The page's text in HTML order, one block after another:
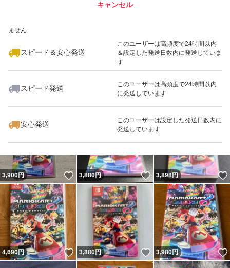
ません
スピード＆安心発送
このユーザーは高頻度で24時間以内
＆設定した発送日数内に発送していま
す
スピード発送
このユーザーは高頻度で24時間以内
に発送しています
安心発送
このユーザーは設定した発送日数内に
発送しています
キャンセル
いいね！
3,800
3,900円 いいね！
3,880円 いいね！
3,898円
4,690円 いいね！
3,880円 いいね！
3,980円